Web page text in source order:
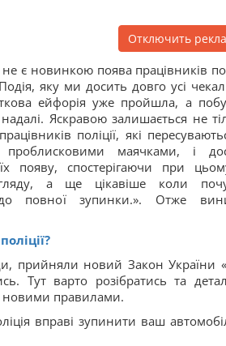
Отключить
є новинкою поява працівників
яку ми досить довго усі
ейфорія уже пройшла, а
Яскравою залишається не
поліції, які
проблисковими маячками, і
появу, спостерігаючи при
а ще цікавіше коли
повної зупинки.». Отже
прийняли новий Закон України
Тут варто розібратись та
новими правилами.
вправі зупинити ваш